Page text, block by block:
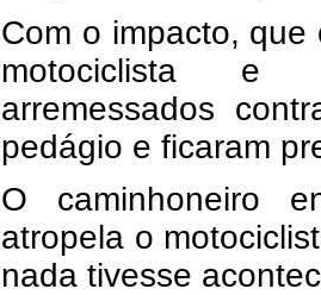
Com o impacto,
motociclista e
arremessados
pedágio e ficaram
O caminhoneiro
atropela o
nada tivesse